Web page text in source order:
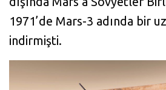
1971’de Mars-3 adında bir
indirmişti.